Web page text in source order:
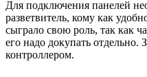
Для подключения панелей
разветвитель, кому как
сыграло свою роль, так как
его надо докупать отдельно.
контроллером.